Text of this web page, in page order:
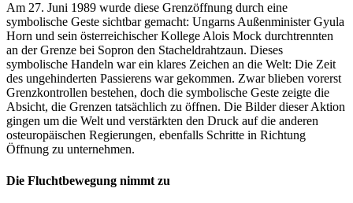
Am 27. Juni 1989 wurde diese Grenzöffnung durch eine
symbolische Geste sichtbar gemacht: Ungarns Außenminister Gyula
Horn und sein österreichischer Kollege Alois Mock durchtrennten
an der Grenze bei Sopron den Stacheldrahtzaun. Dieses
symbolische Handeln war ein klares Zeichen an die Welt: Die Zeit
des ungehinderten Passierens war gekommen. Zwar blieben vorerst
Grenzkontrollen bestehen, doch die symbolische Geste zeigte die
Absicht, die Grenzen tatsächlich zu öffnen. Die Bilder dieser Aktion
gingen um die Welt und verstärkten den Druck auf die anderen
osteuropäischen Regierungen, ebenfalls Schritte in Richtung
Öffnung zu unternehmen.
Die Fluchtbewegung nimmt zu